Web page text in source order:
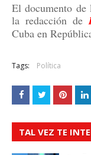
El documento de
la redacción de
Cuba en
Tags: Política
TAL VEZ TE